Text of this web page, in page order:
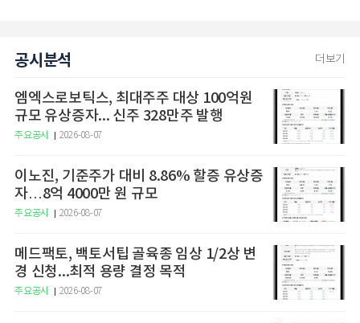
공시분석 더보기
엠엑스로보틱스, 최대주주 대상 100억원
규모 유상증자... 신주 328만주 발행
주요공시 2026-08-07
이노진, 기준주가 대비 8.86% 할증 유상증
자…8억 4000만 원 규모
주요공시 2026-08-07
메드팩토, 백토서팁 골육종 임상 1/2상 변
경 신청...최적 용량 결정 목적
주요공시 2026-08-07